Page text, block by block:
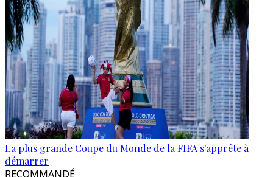
La plus grande Coupe du Monde de la FIFA s'apprête à
démarrer
RECOMMANDÉ